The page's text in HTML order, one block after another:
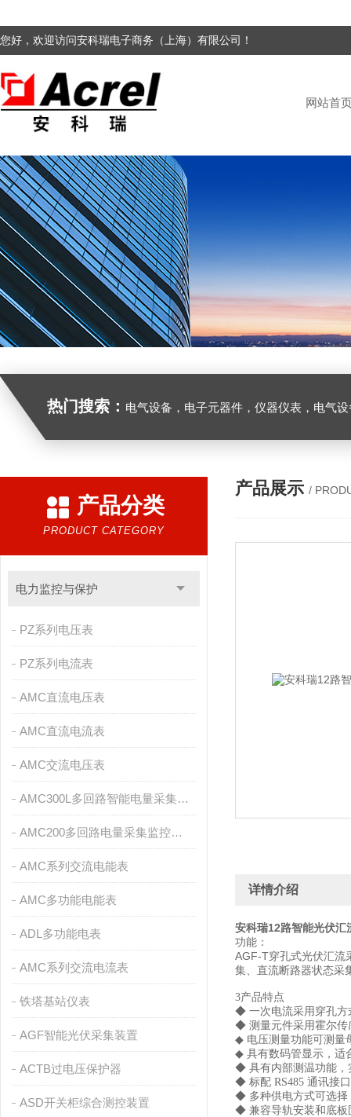
您好，欢迎访问安科瑞电子商务（上海）有限公司！
网站首
热门搜索： 电气设备，电子元器件，仪器仪表，电气
产品分类
PRODUCT CATEGORY
电力监控与保护
PZ系列电压表
PZ系列电流表
AMC直流电压表
AMC直流电流表
AMC交流电压表
AMC300L多回路智能电量采集监控装置
AMC200多回路电量采集监控装置
AMC系列交流电能表
AMC多功能电能表
ADL多功能电表
AMC系列交流电流表
铁塔基站仪表
AGF智能光伏采集装置
ACTB过电压保护器
ASD开关柜综合测控装置
产品展示 /
详情介绍
安科瑞12路智能光伏汇
功能：
AGF-T穿孔式光伏汇流
集、直流断路器状态采
3产品特点
◆ 一次电流采用穿孔方
◆ 测量元件采用霍尔传
◆ 电压测量功能可测量
◆ 具有数码管显示，适
◆ 具有内部测温功能，
◆ 标配 RS485 通讯接口
◆ 多种供电方式可选择
◆ 兼容导轨安装和底板